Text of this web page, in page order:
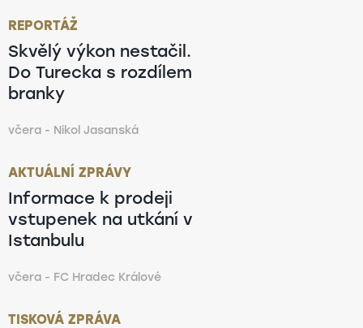
REPORTÁŽ
Skvělý výkon nestačil.
Do Turecka s rozdílem
branky
včera - Nikol Jasanská
AKTUÁLNÍ ZPRÁVY
Informace k prodeji
vstupenek na utkání v
Istanbulu
včera - FC Hradec Králové
TISKOVÁ ZPRÁVA